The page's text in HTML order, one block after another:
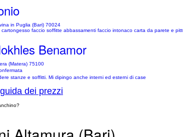
in Puglia (Bari) 70024
faccio soffitte abbassamenti faccio intonaco carta da parete e
Benamor
(Matera) 75100
stanze e soffitti. Mi dipingo anche interni ed esterni di case
dei prezzi